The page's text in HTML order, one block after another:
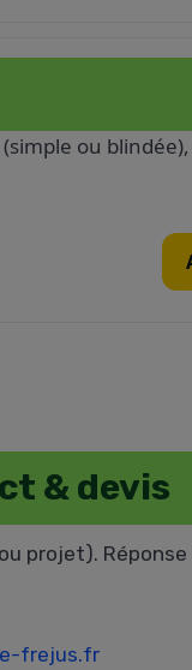
ou
& devis
projet). Réponse
frejus.fr